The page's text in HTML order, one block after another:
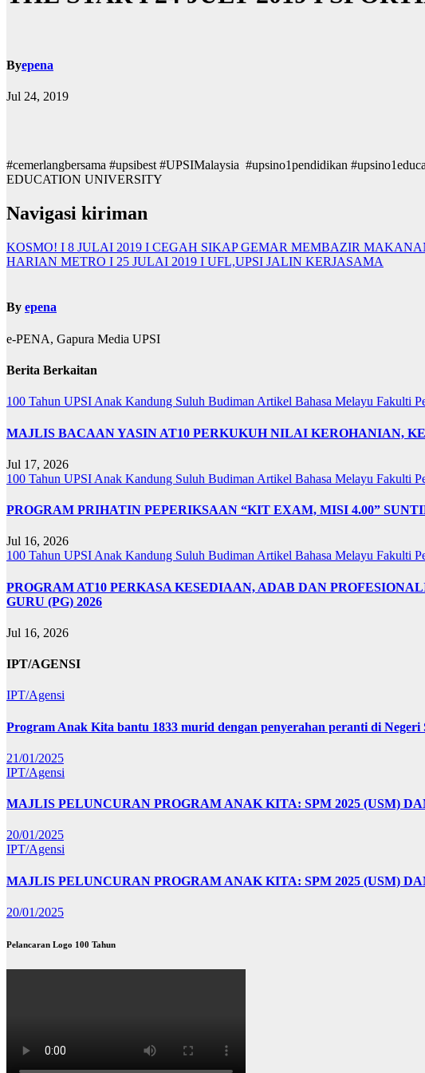
Byepena
Jul 24, 2019
#cemerlangbersama #upsibest #UPSIMalaysia #upsino1pendidikan
EDUCATION UNIVERSITY
Navigasi kiriman
KOSMO! I 8 JULAI 2019 I CEGAH SIKAP GEMAR MEMBAZIR
HARIAN METRO I 25 JULAI 2019 I UFL,UPSI JALIN KERJASAMA
By epena
e-PENA, Gapura Media UPSI
Berita Berkaitan
100 Tahun UPSI Anak Kandung Suluh Budiman Artikel Bahasa Melayu Fakulti
MAJLIS BACAAN YASIN AT10 PERKUKUH NILAI KEROHANIAN,
Jul 17, 2026
100 Tahun UPSI Anak Kandung Suluh Budiman Artikel Bahasa Melayu Fakulti
PROGRAM PRIHATIN PEPERIKSAAN “KIT EXAM, MISI 4.00”
Jul 16, 2026
100 Tahun UPSI Anak Kandung Suluh Budiman Artikel Bahasa Melayu Fakulti
PROGRAM AT10 PERKASA KESEDIAAN, ADAB DAN
GURU (PG) 2026
Jul 16, 2026
IPT/AGENSI
IPT/Agensi
Program Anak Kita bantu 1833 murid dengan penyerahan peranti di Negeri
21/01/2025
IPT/Agensi
MAJLIS PELUNCURAN PROGRAM ANAK KITA: SPM 2025 (USM)
20/01/2025
IPT/Agensi
MAJLIS PELUNCURAN PROGRAM ANAK KITA: SPM 2025 (USM)
20/01/2025
Pelancaran Logo 100 Tahun